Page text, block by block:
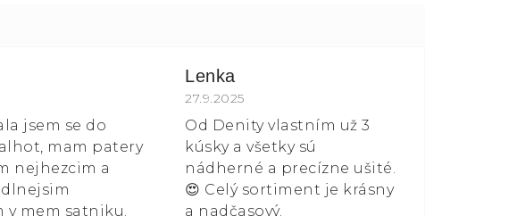
obchodu je 5 z 5 hvězdiček.
jsem se do
mam patery
nejhezcim a
v mem satniku.
Lenka
Hodnocení obchodu je 5 z 5 hvězdiček.
27.9.2025
Od Denity vlastním už 3
kúsky a všetky sú
nádherné a precízne ušité.
😍 Celý sortiment je krásny
a nadčasový.